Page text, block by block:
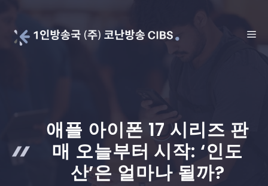
content
애플 아이폰 17 시리즈 판
매 오늘부터 시작: ‘인도
산’은 얼마나 될까?